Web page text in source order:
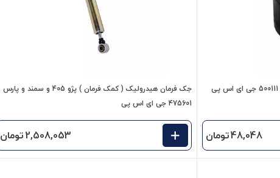
48,048تومان
جک فرمان هیدرولیک ( کمک فرمان ) پژو 405 و سمند و پارس
475601 جی ای اس پی
2,508,053تومان